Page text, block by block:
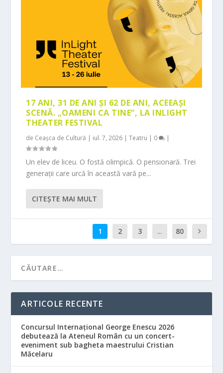
17 ANI, 31 DE ANI ȘI 62 DE ANI, ACEEAȘI
SCENĂ. „OAMENI CA TINE”, LA INLIGHT
THEATER FESTIVAL
de Ceașca de Cultură | iul. 7, 2026 |Teatru | 0 |
Un elev de liceu. O fostă olimpică. O pensionară. Trei
generații care urcă în această vară pe...
CITEŞTE MAI MULT
1 2 3 ... 80
ARTICOLE RECENTE
Concursul Internațional George Enescu 2026
debutează la Ateneul Român cu un concert-
eveniment sub bagheta maestrului Cristian
Măcelaru